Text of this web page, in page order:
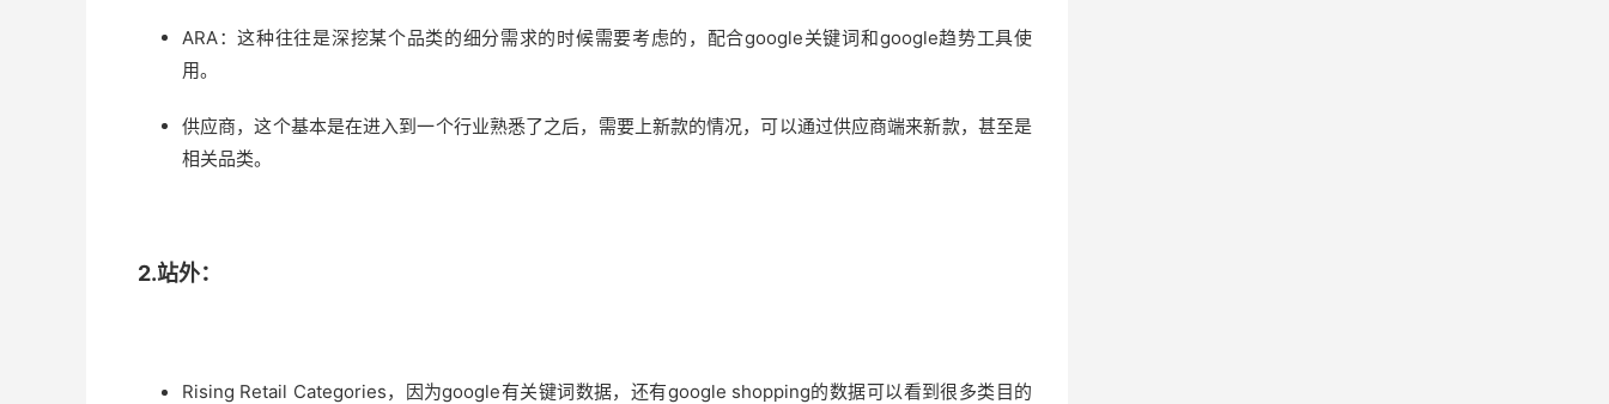
ARA：这种往往是深挖某个品类的细分需求的时候需要考虑的，配合google关键词和google趋势工具使
用。
供应商，这个基本是在进入到一个行业熟悉了之后，需要上新款的情况，可以通过供应商端来新款，甚至是
相关品类。
2.站外：
Rising Retail Categories，因为google有关键词数据，还有google shopping的数据可以看到很多类目的